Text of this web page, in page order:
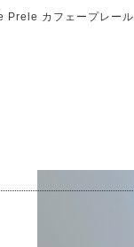
Prele カフェープレール